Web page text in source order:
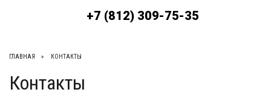
+7 (812) 309-75-35
ГЛАВНАЯ КОНТАКТЫ
Контакты